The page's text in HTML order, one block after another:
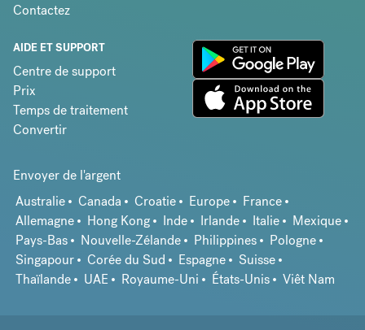
Contactez
AIDE ET SUPPORT
Centre de support
Prix
Temps de traitement
Convertir
Envoyer de l'argent
Australie
Canada Croatie Europe
France
Allemagne
Hong Kong Inde Irlande Italie
Mexique
Pays-Bas
Nouvelle-Zélande Philippines
Pologne
Singapour
Corée du Sud Espagne
Suisse
Thaïlande
UAE Royaume-Uni États-Unis Viêt Nam